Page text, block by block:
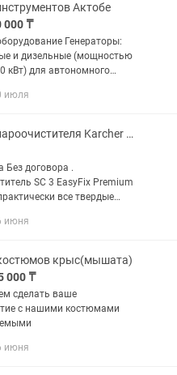
Актобе
000 ₸
Генераторы:
и дизельные (мощностью
кВт) для автономного
дизельные или
июля
Аренда пароочистителя Karcher SC 3,в подарок насадка для окон .
.
SC 3 EasyFix Premium
все твердые
средств. Пароочиститель
июня
крыс(мышата)
000 ₸
сделать ваше
с нашими костюмами
июня